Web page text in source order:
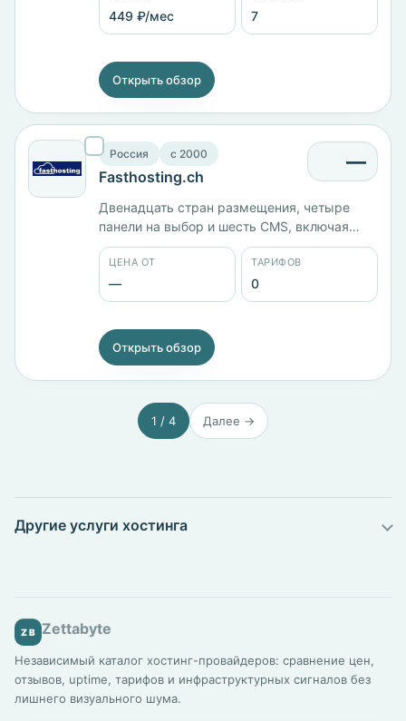
мес, Starter с 2 ГБ — 763 ₽/мес, Basic с 4 ГБ
— 943 ₽/мес, Premium Plus с 2 ядрами и 8
449 ₽/мес 7
Открыть обзор
Россия c 2000
Fasthosting.ch
—
Двенадцать стран размещения, четыре
панели на выбор и шесть CMS, включая
MODX и TYPO3. Компания российская,
работает с 2000 года, оплата картой или
через PayPal.
ЦЕНА ОТ
—
ТАРИФОВ
0
Открыть обзор
1 / 4 Далее →
Другие услуги хостинга
ZB Zettabyte
Независимый каталог хостинг-провайдеров: сравнение цен,
отзывов, uptime, тарифов и инфраструктурных сигналов без
лишнего визуального шума.